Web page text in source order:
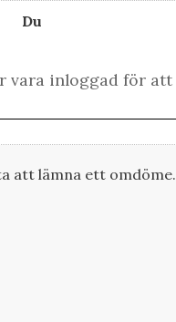
Du
att lämna ett omdöme.